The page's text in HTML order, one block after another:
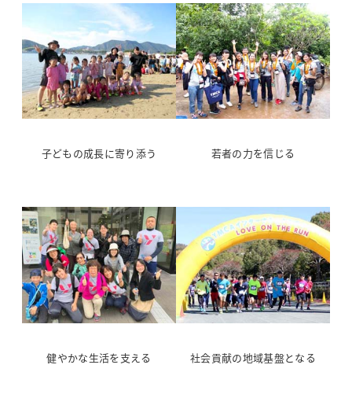
子どもの成長に寄り添う 若者の力を信じる
健やかな生活を支える 社会貢献の地域基盤となる